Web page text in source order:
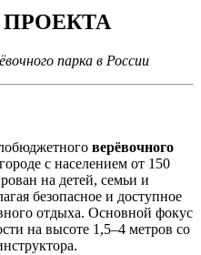
ПРОЕКТА
парка в России
верёвочного
с населением от 150
на детей, семьи и
безопасное и доступное
отдыха. Основной фокус
на высоте 1,5–4 метров со